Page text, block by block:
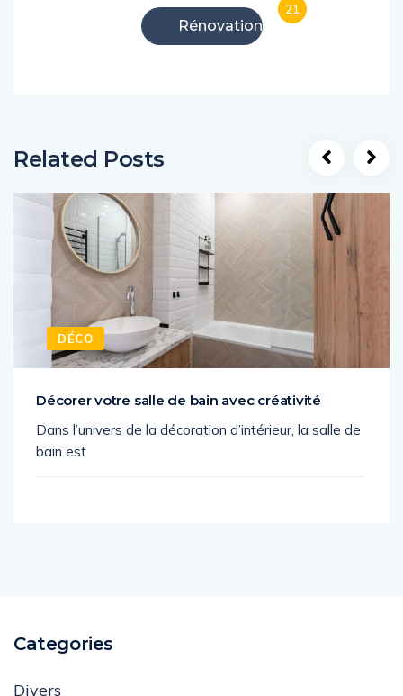
Rénovation
21
Related Posts
DÉCO
Décorer votre salle de bain avec créativité
Dans l’univers de la décoration d’intérieur, la salle de
bain est
Categories
Divers